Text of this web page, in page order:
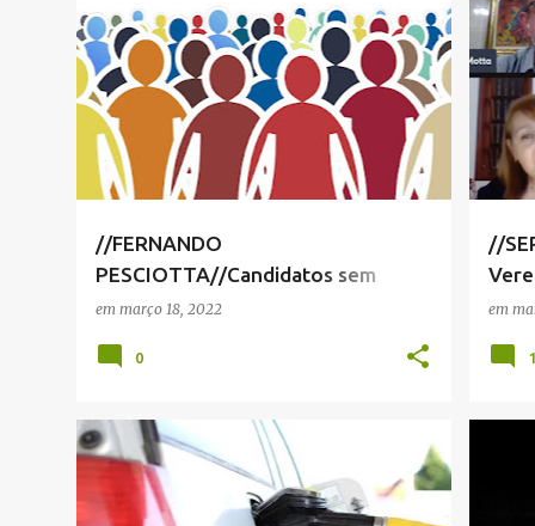
//FERNANDO
PESCIOTTA//Candidatos sem
preparo
em março 18, 2022
FERNANDO PESCIOTTA
NOTÍCIAS SERRA NEGRA +
VIVA! SERRA NEGRA
0
//
em
VIVA!
1
FERNANDO PESCIOTTA
NOTÍCIAS SERRA NEGRA +